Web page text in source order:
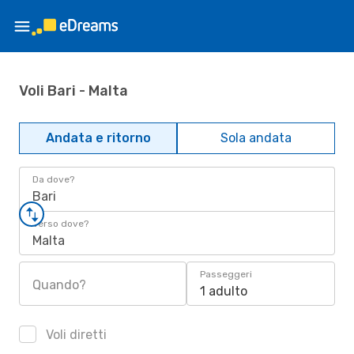
Voli Bari - Malta
Andata e ritorno Sola andata
Da dove?
Bari
Verso dove?
Malta
Quando?
Passeggeri
1 adulto
Voli diretti